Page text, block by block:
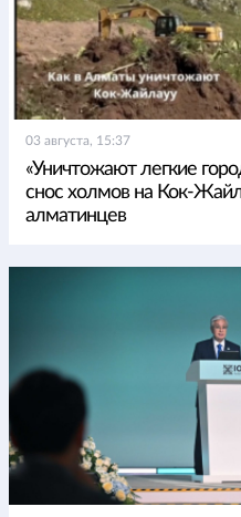
03 августа, 15:37
«Уничтожают легкие
снос холмов на Кок-
алматинцев